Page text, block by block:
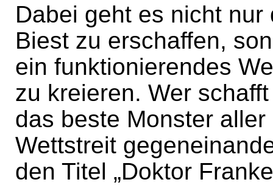
Dabei geht es nicht
Biest zu erschaffen,
ein funktionierendes
zu kreieren. Wer
das beste Monster
Wettstreit
den Titel „Doktor